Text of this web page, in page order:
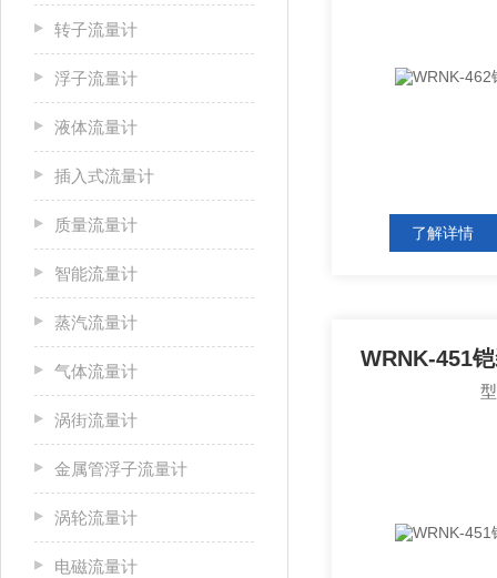
转子流量计
浮子流量计
液体流量计
插入式流量计
质量流量计
智能流量计
蒸汽流量计
气体流量计
涡街流量计
金属管浮子流量计
涡轮流量计
电磁流量计
了解详情
WRNK-451